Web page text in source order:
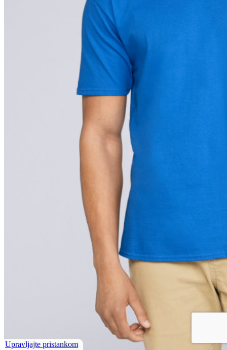
Upravljajte pristankom